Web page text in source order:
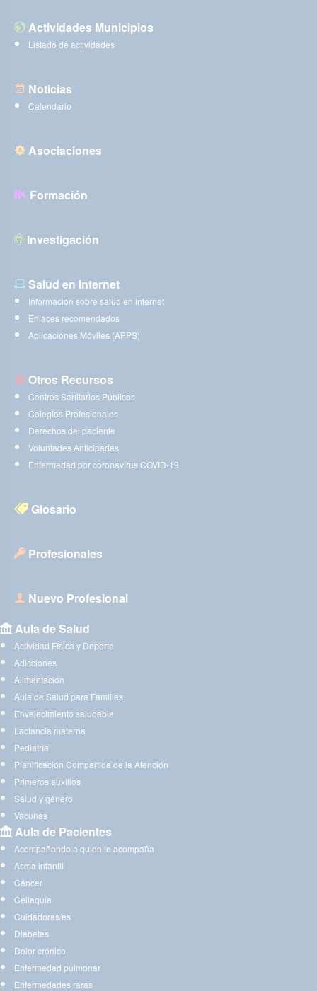
Actividades Municipios
Listado de actividades
Noticias
Calendario
Asociaciones
Formación
Investigación
Salud en Internet
Información sobre salud en internet
Enlaces recomendados
Aplicaciones Móviles (APPS)
Otros Recursos
Centros Sanitarios Públicos
Colegios Profesionales
Derechos del paciente
Voluntades Anticipadas
Enfermedad por coronavirus COVID-19
Glosario
Profesionales
Nuevo Profesional
Aula de Salud
Actividad Física y Deporte
Adicciones
Alimentación
Aula de Salud para Familias
Envejecimiento saludable
Lactancia materna
Pediatría
Planificación Compartida de la Atención
Primeros auxilios
Salud y género
Vacunas
Aula de Pacientes
Acompañando a quien te acompaña
Asma infantil
Cáncer
Celiaquía
Cuidadoras/es
Diabetes
Dolor crónico
Enfermedad pulmonar
Enfermedades raras